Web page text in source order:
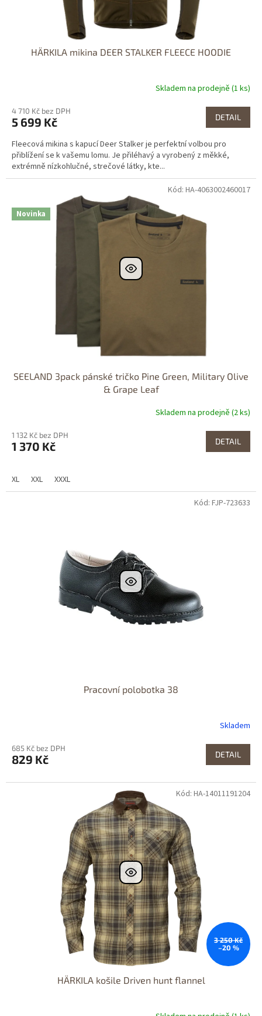
HÄRKILA mikina DEER STALKER FLEECE HOODIE
Skladem na prodejně (1 ks)
4 710 Kč bez DPH
5 699 Kč DETAIL
Fleecová mikina s kapucí Deer Stalker je perfektní volbou pro
přiblížení se k vašemu lomu. Je přiléhavý a vyrobený z měkké,
extrémně nízkohlučné, strečové látky, kte...
Novinka
SEELAND 3pack pánské tričko Pine Green, Military Olive
& Grape Leaf
Skladem na prodejně (2 ks)
1 132 Kč bez DPH
1 370 Kč DETAIL
XL XXL XXXL
Kód: HA-4063002460017
Pracovní polobotka 38
Skladem
685 Kč bez DPH
829 Kč DETAIL
Kód: FJP-723633
3 250 Kč
–20 %
HÄRKILA košile Driven hunt flannel
Kód: HA-14011191204